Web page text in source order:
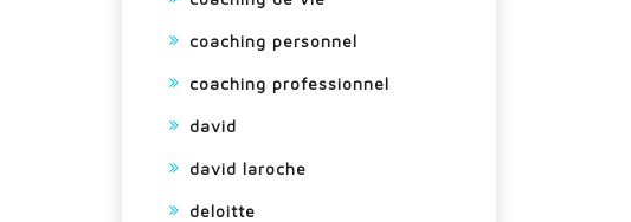
coaching personnel
coaching professionnel
david
david laroche
deloitte